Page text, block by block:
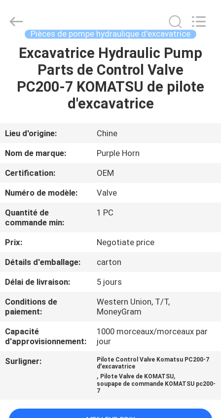
MAISON
DES
AU
SUJET
DE
VISITE
CONTRÔLE
DE
QUALITÉ
CONTACTEZ-
NOUS
DEMANDEZ
Pièces de pompe hydraulique d'excavatrice
Excavatrice Hydraulic Pump
Parts de Control Valve
PC200-7 KOMATSU de pilote
d'excavatrice
Lieu d'origine:
Chine
Nom de marque:
Purple Horn
Certification:
OEM
Numéro de modèle:
Valve
Quantité de
commande min:
1 PC
Prix:
Negotiate price
Détails d'emballage:
carton
Délai de livraison:
5 jours
Conditions de
paiement:
Western Union, T/T,
MoneyGram
Capacité
d'approvisionnement:
1000 morceaux/morceaux par
jour
Surligner:
Pilote Control Valve Komatsu PC200-7
d'excavatrice
, Pilote Valve de KOMATSU,
soupape de commande KOMATSU pc200-
7